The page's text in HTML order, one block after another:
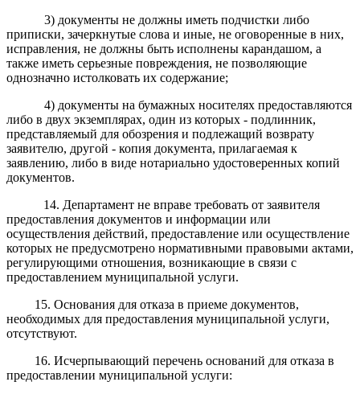
3) документыне должны иметь подчистки либо
приписки, зачеркнутые слова и иные, не оговоренные в них,
исправления, не должны быть исполнены карандашом, а
также иметь серьезные повреждения, не позволяющие
однозначно истолковать их содержание;
4) документы на бумажных носителях предоставляются
либо в двух экземплярах, один из которых - подлинник,
представляемый для обозрения и подлежащий возврату
заявителю, другой - копия документа, прилагаемая к
заявлению, либо в виде нотариально удостоверенных копий
документов.
14. Департамент не вправе требовать от заявителя
предоставления документов и информации или
осуществления действий, предоставление или осуществление
которых не предусмотрено нормативными правовыми актами,
регулирующими отношения, возникающие в связи с
предоставлением муниципальной услуги.
15. Основания для отказа в приеме документов,
необходимых для предоставления муниципальной услуги,
отсутствуют.
16. Исчерпывающий перечень оснований для отказа в
предоставлении муниципальной услуги: